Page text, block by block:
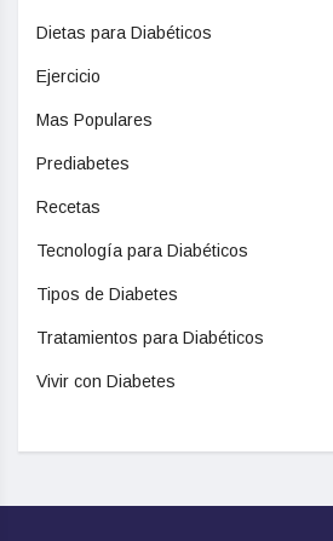
Dietas para Diabéticos
Ejercicio
Mas Populares
Prediabetes
Recetas
Tecnología para Diabéticos
Tipos de Diabetes
Tratamientos para Diabéticos
Vivir con Diabetes